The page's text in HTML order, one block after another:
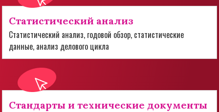
Статистический анализ
Статистический анализ, годовой обзор, статистические
данные, анализ делового цикла
Стандарты и технические документы